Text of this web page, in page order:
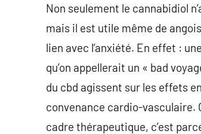
Non seulement le cannabidiol
mais il est utile même de
lien avec l’anxiété. En effet :
qu’on appellerait un « bad
du cbd agissent sur les effets
convenance cardio-vasculaire.
cadre thérapeutique, c’est